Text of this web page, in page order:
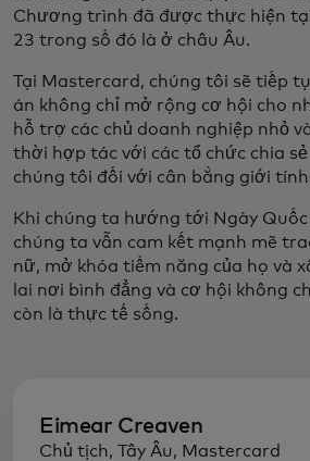
Chương trình đã được thực hiện
23 trong số đó là ở châu Âu.
Tại Mastercard, chúng tôi sẽ tiếp
án không chỉ mở rộng cơ hội cho
hỗ trợ các chủ doanh nghiệp nhỏ
thời hợp tác với các tổ chức chia
chúng tôi đối với cân bằng giới
Khi chúng ta hướng tới Ngày
chúng ta vẫn cam kết mạnh mẽ
nữ, mở khóa tiềm năng của họ và
lai nơi bình đẳng và cơ hội không
còn là thực tế sống.
Eimear Creaven
Chủ tịch, Tây Âu, Mastercard